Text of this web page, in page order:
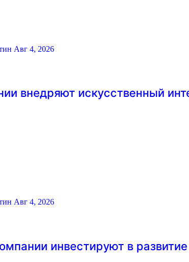
Авг 4, 2026
внедряют искусственный
Авг 4, 2026
инвестируют в